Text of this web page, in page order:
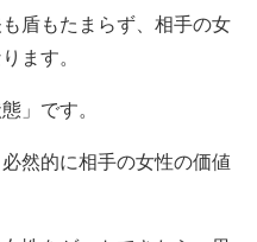
盾もたまらず、相手の女
ます。
」です。
然的に相手の女性の価値